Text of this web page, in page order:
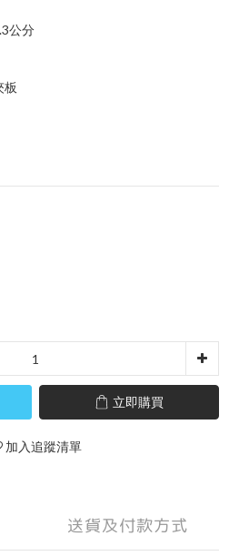
公分
板
立即購買
加入追蹤清單
送貨及付款方式